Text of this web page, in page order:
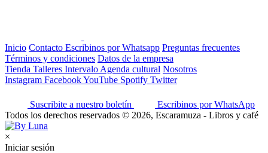
Inicio Contacto Escribinos por Whatsapp Preguntas frecuentes
Términos y condiciones Datos de la empresa
Tienda Talleres Intervalo Agenda cultural Nosotros
Instagram FacebookYouTube Spotify Twitter
Suscribite a nuestro boletín
Escribinos por WhatsApp
Todos los derechos reservados © 2026, Escaramuza - Libros y café
×
Iniciar sesión